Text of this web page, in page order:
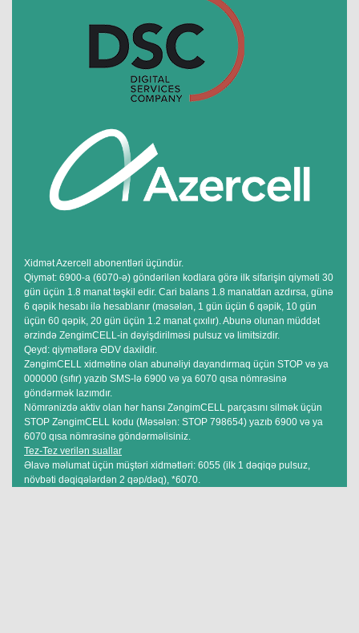
Xidmət Azercell abonentləri üçündür.
Qiymət: 6900-a (6070-ə) göndərilən kodlara görə ilk sifarişin qiyməti 30
gün üçün 1.8 manat təşkil edir. Cari balans 1.8 manatdan azdırsa, günə
6 qəpik hesabı ilə hesablanır (məsələn, 1 gün üçün 6 qəpik, 10 gün
üçün 60 qəpik, 20 gün üçün 1.2 manat çıxılır). Abunə olunan müddət
ərzində ZengimCELL-in dəyişdirilməsi pulsuz və limitsizdir.
Qeyd: qiymətlərə ƏDV daxildir.
ZəngimCELL xidmətinə olan abunəliyi dayandırmaq üçün STOP və ya
000000 (sıfır) yazıb SMS-lə 6900 və ya 6070 qısa nömrəsinə
göndərmək lazımdır.
Nömrənizdə aktiv olan hər hansı ZəngimCELL parçasını silmək üçün
STOP ZəngimCELL kodu (Məsələn: STOP 798654) yazıb 6900 və ya
6070 qısa nömrəsinə göndərməlisiniz.
Tez-Tez verilən suallar
Əlavə məlumat üçün müştəri xidmətləri: 6055 (ilk 1 dəqiqə pulsuz,
növbəti dəqiqələrdən 2 qəp/dəq), *6070.